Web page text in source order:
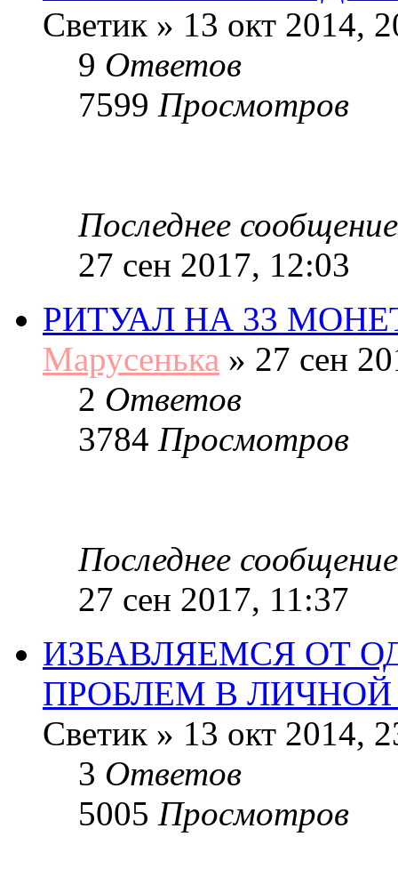
Светик » 13 окт 2014,
9 Ответов
7599 Просмотров
Последнее сообщение
27 сен 2017, 12:03
РИТУАЛ НА 33
Марусенька » 27 сен
2 Ответов
3784 Просмотров
Последнее сообщение
27 сен 2017, 11:37
ИЗБАВЛЯЕМСЯ ОТ
ПРОБЛЕМ В
Светик » 13 окт 2014,
3 Ответов
5005 Просмотров